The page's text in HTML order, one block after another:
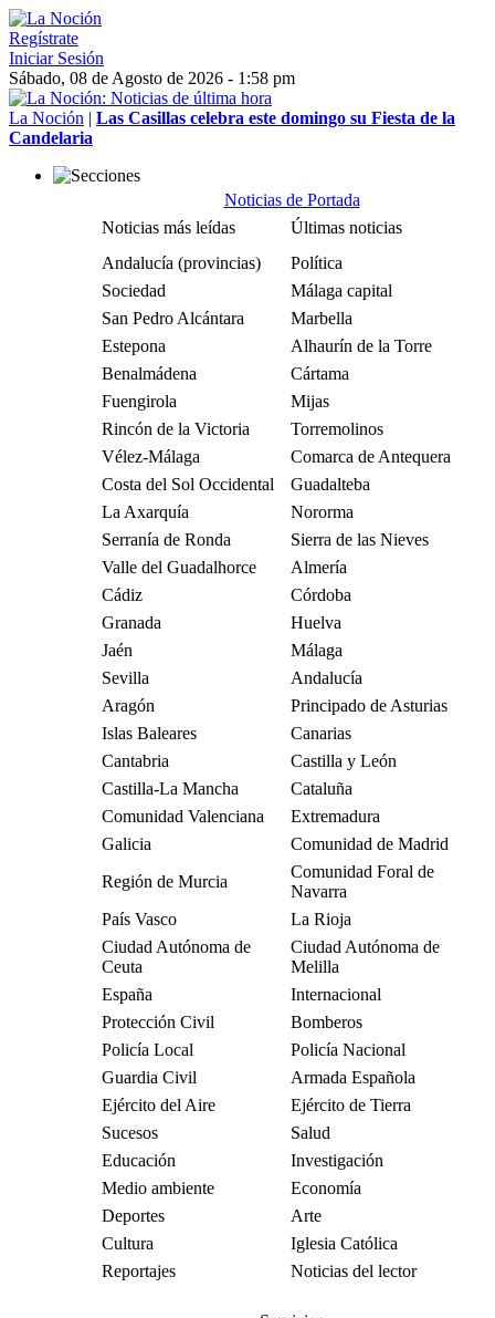
Regístrate
Iniciar Sesión
Sábado, 08 de Agosto de 2026 - 1:58 pm
La Noción | Las Casillas celebra este domingo su Fiesta de la
Candelaria
Noticias de Portada
Noticias más leídas
Últimas noticias
Andalucía (provincias)
Política
Sociedad
Málaga capital
San Pedro Alcántara
Marbella
Estepona
Alhaurín de la Torre
Benalmádena
Cártama
Fuengirola
Mijas
Rincón de la Victoria
Torremolinos
Vélez-Málaga
Comarca de Antequera
Costa del Sol Occidental
Guadalteba
La Axarquía
Nororma
Serranía de Ronda
Sierra de las Nieves
Valle del Guadalhorce
Almería
Cádiz
Córdoba
Granada
Huelva
Jaén
Málaga
Sevilla
Andalucía
Aragón
Principado de Asturias
Islas Baleares
Canarias
Cantabria
Castilla y León
Castilla-La Mancha
Cataluña
Comunidad Valenciana
Extremadura
Galicia
Comunidad de Madrid
Región de Murcia
Comunidad Foral de
Navarra
País Vasco
La Rioja
Ciudad Autónoma de
Ceuta
Ciudad Autónoma de
Melilla
España
Internacional
Protección Civil
Bomberos
Policía Local
Policía Nacional
Guardia Civil
Armada Española
Ejército del Aire
Ejército de Tierra
Sucesos
Salud
Educación
Investigación
Medio ambiente
Economía
Deportes
Arte
Cultura
Iglesia Católica
Reportajes
Noticias del lector